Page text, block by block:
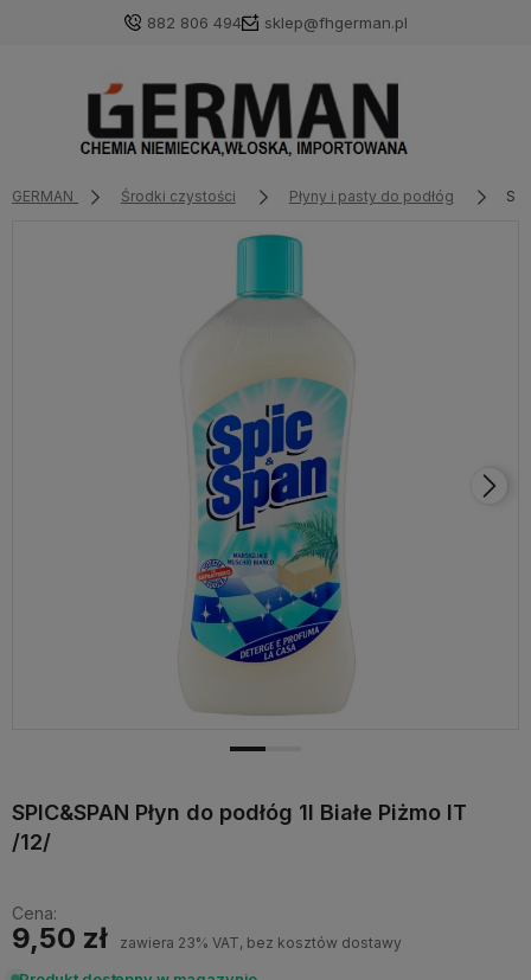
882 806 494 sklep@fhgerman.pl
GERMAN Środki czystości Płyny i pasty do podłóg
SPIC&SPAN Płyn do podłóg 1l Białe Piżmo IT
/12/
Cena:
9,50 zł zawiera 23% VAT, bez kosztów dostawy